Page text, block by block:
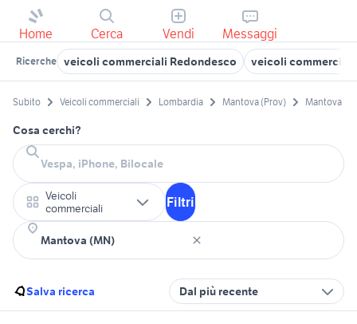
Home Cerca Vendi Messaggi
Ricerche veicoli commerciali Redondesco veicoli commerciali
Subito Veicoli commerciali Lombardia Mantova (Prov) Mantova
Cosa cerchi?
Veicoli
commerciali
Filtri
Salva ricerca Dal più recente